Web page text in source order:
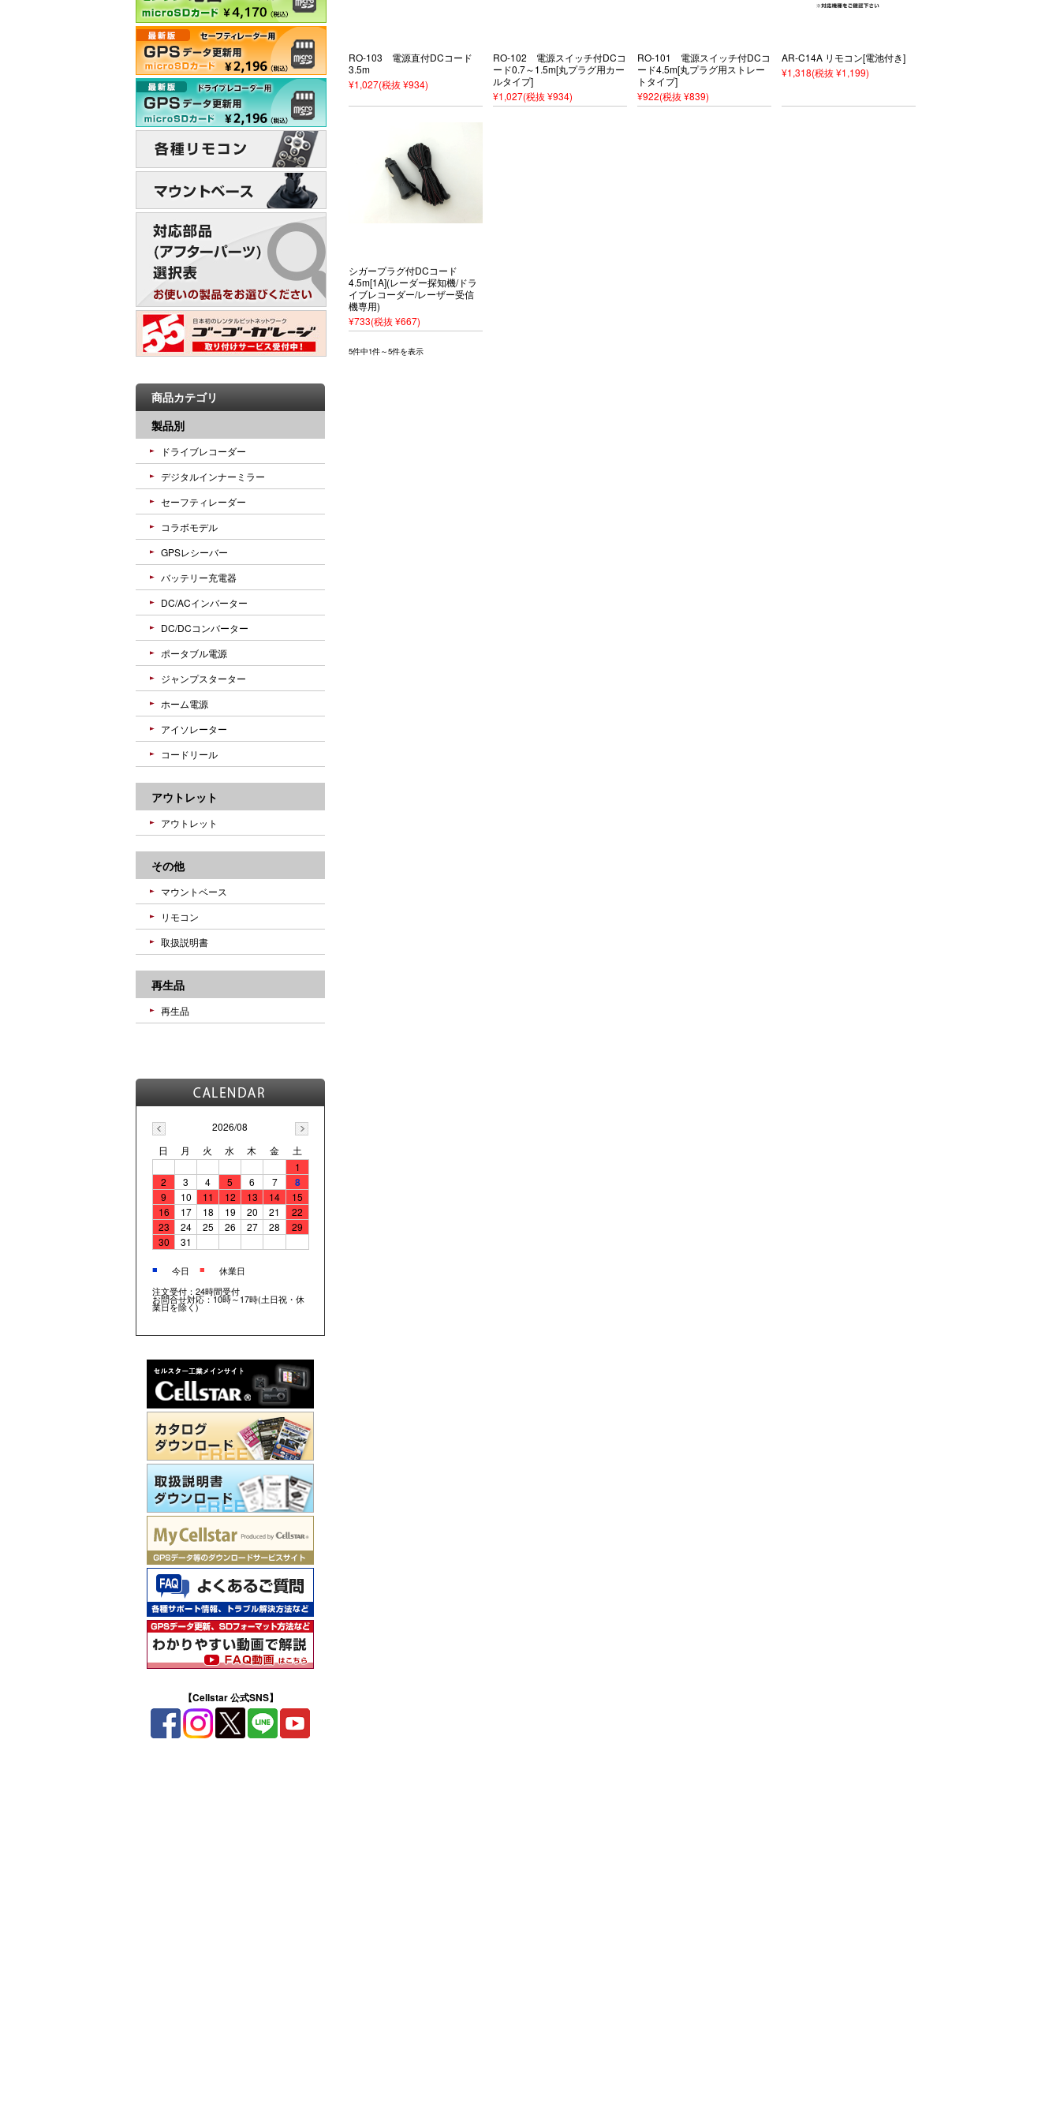
RO-103 電源直付DCコード
3.5m
¥1,027(税抜 ¥934)
RO-102 電源スイッチ付DCコ
ード0.7～1.5m[丸プラグ用カー
ルタイプ]
¥1,027(税抜 ¥934)
RO-101 電源スイッチ付DCコ
ード4.5m[丸プラグ用ストレー
トタイプ]
¥922(税抜 ¥839)
AR-C14A リモコン[電池付き]
¥1,318(税抜 ¥1,199)
シガープラグ付DCコード
4.5m[1A](レーダー探知機/ドラ
イブレコーダー/レーザー受信
機専用)
¥733(税抜 ¥667)
5件中1件～5件を表示
商品カテゴリ
製品別
ドライブレコーダー
デジタルインナーミラー
セーフティレーダー
コラボモデル
GPSレシーバー
バッテリー充電器
DC/ACインバーター
DC/DCコンバーター
ポータブル電源
ジャンプスターター
ホーム電源
アイソレーター
コードリール
アウトレット
アウトレット
その他
マウントベース
リモコン
取扱説明書
再生品
再生品
2026/08
日
月 火 水 木 金
土
1
2
3 4 5 6 7 8
9 10 11 12 13 14
15
16
17 18 19 20 21
22
23
24 25 26 27 28
29
30
31
■ 今日 ■
休業日
注文受付：24時間受付
お問合せ対応：10時～17時(土日祝・休
業日を除く)
【Cellstar 公式SNS】